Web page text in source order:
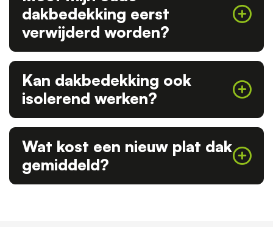
dakbedekking eerst
verwijderd worden?
Kan dakbedekking ook
isolerend werken?
Wat kost een nieuw plat dak
gemiddeld?